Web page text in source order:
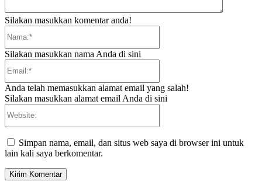
Silakan masukkan komentar anda!
Silakan masukkan nama Anda di sini
Anda telah memasukkan alamat email yang salah!
Silakan masukkan alamat email Anda di sini
Simpan nama, email, dan situs web saya di browser ini untuk
lain kali saya berkomentar.